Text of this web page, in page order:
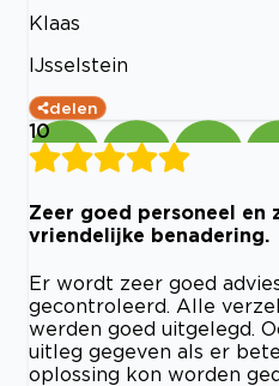
Klaas
IJsselstein
delen
10
Zeer goed personeel en
vriendelijke benadering.
Er wordt zeer goed
gecontroleerd. Alle
werden goed uitgelegd.
uitleg gegeven als er
oplossing kon worden